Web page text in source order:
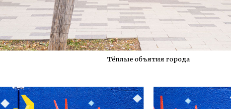
Тёплые объятия города